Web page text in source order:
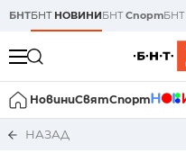
БНТБНТ НОВИНИБНТСпортБНТ
НовиниСвятСпорт
НАЗАД